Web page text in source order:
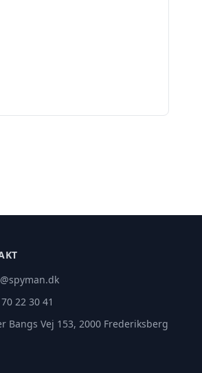
22 30 41
Bangs Vej 153, 2000 Frederiksberg